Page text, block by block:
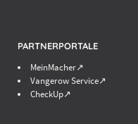
PARTNERPORTALE
MeinMacher↗
Vangerow Service↗
CheckUp↗